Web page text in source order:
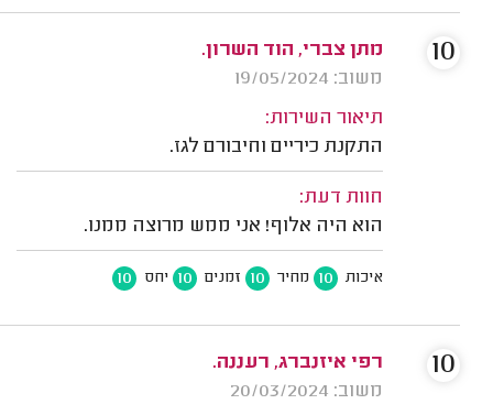
מתן צברי, הוד השרון.
משוב: 19/05/2024
תיאור השירות:
התקנת כיריים וחיבורם לגז.
חוות דעת:
הוא היה אלוף! אני ממש מרוצה ממנו.
איכות 10 מחיר 10 זמנים 10 יחס 10
10
רפי איזנברג, רעננה.
משוב: 20/03/2024
10